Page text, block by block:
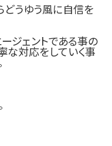
どうゆう風に自信を
ジェントである事の
な対応をしていく事